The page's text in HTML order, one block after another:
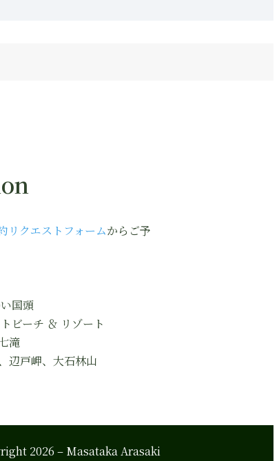
リクエストフォームからご予
国頭
ビーチ ＆ リゾート
滝
辺戸岬、大石林山
2026 – Masataka Arasaki